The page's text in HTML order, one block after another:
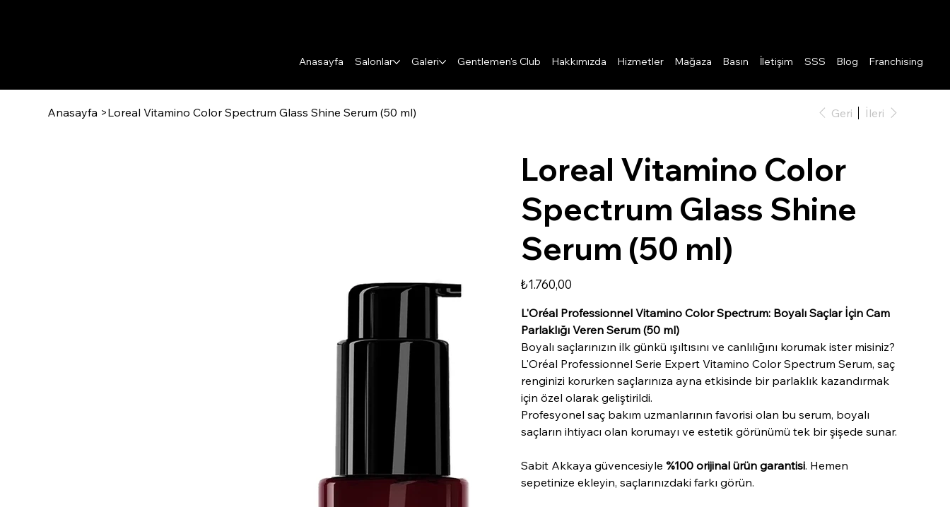
Anasayfa Salonlar Galeri Gentlemen's Club Hakkımızda Hizmetler Mağaza Basın İletişim SSS Blog Franchising
Anasayfa >Loreal Vitamino Color Spectrum Glass Shine Serum (50 ml) Geri İleri
Loreal Vitamino Color
Spectrum Glass Shine
Serum (50 ml)
Fiyat
₺1.760,00
L'Oréal Professionnel Vitamino Color Spectrum: Boyalı Saçlar İçin Cam
Parlaklığı Veren Serum (50 ml)
Boyalı saçlarınızın ilk günkü ışıltısını ve canlılığını korumak ister misiniz?
L'Oréal Professionnel Serie Expert Vitamino Color Spectrum Serum, saç
renginizi korurken saçlarınıza ayna etkisinde bir parlaklık kazandırmak
için özel olarak geliştirildi.
Profesyonel saç bakım uzmanlarının favorisi olan bu serum, boyalı
saçların ihtiyacı olan korumayı ve estetik görünümü tek bir şişede sunar.
Sabit Akkaya güvencesiyle%100 orijinal ürün garantisi. Hemen
sepetinize ekleyin, saçlarınızdaki farkı görün.